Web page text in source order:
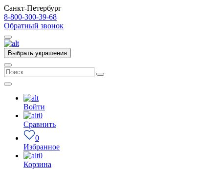
Санкт-Петербург
8-800-300-39-68
Обратный звонок
Выбрать украшения
Войти
0
Сравнить
0
Избранное
0
Корзина